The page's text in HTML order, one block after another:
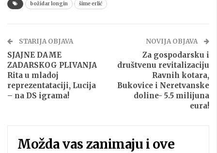
božidar longin šime erlić
STARIJA OBJAVA
SJAJNE DAME
ZADARSKOG PLIVANJA
Rita u mladoj
reprezentataciji, Lucija
– na DS igrama!
NOVIJA OBJAVA
Za gospodarsku i
društvenu revitalizaciju
Ravnih kotara,
Bukovice i Neretvanske
doline- 5.5 milijuna
eura!
Možda vas zanimaju i ove